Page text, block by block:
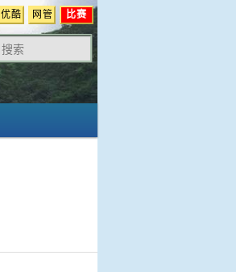
比赛
网管
优酷
索